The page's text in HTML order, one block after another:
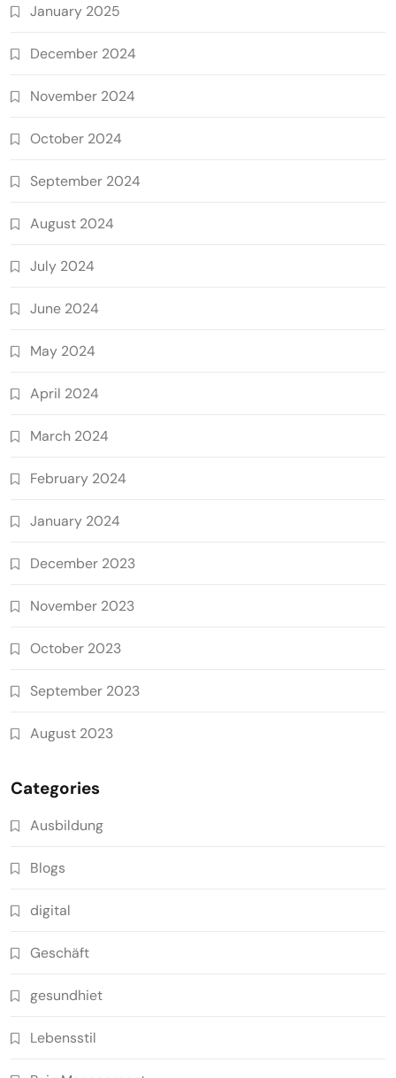
January 2025
December 2024
November 2024
October 2024
September 2024
August 2024
July 2024
June 2024
May 2024
April 2024
March 2024
February 2024
January 2024
December 2023
November 2023
October 2023
September 2023
August 2023
Categories
Ausbildung
Blogs
digital
Geschäft
gesundhiet
Lebensstil